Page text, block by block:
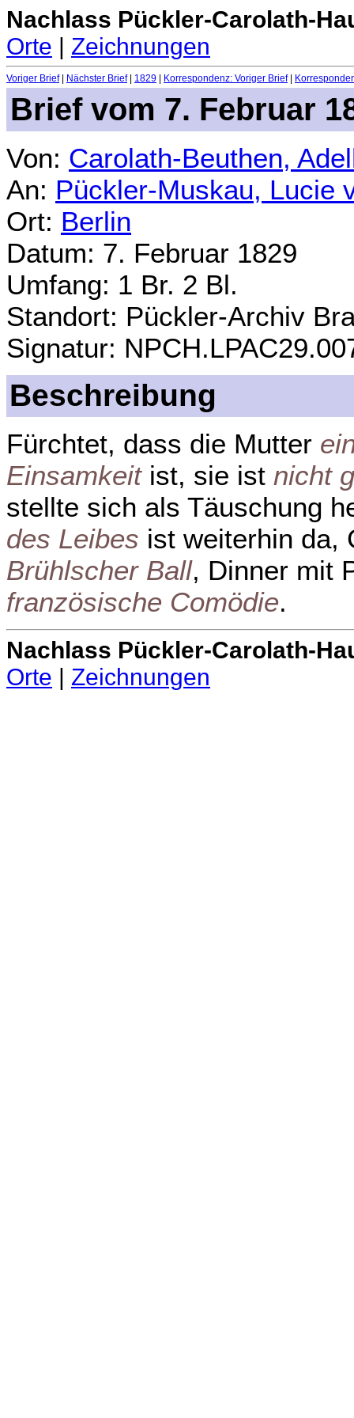
Nachlass Pückler-Carolath-
Orte | Zeichnungen
Voriger Brief| Nächster Brief| 1829 Korrespondenz: Voriger Brief|
Brief vom 7. Februar
Von: Carolath-Beuthen,
An: Pückler-Muskau, Lucie
Ort: Berlin
Datum: 7. Februar 1829
Umfang: 1 Br. 2 Bl.
Standort: Pückler-Archiv
Signatur:
Beschreibung
Fürchtet, dass die Mutter
Einsamkeitist, sie ist nicht
stellte sich als Täuschung
des Leibes ist weiterhin da,
Brühlscher Ball, Dinner mit
französische Comödie.
Nachlass Pückler-Carolath-
Orte | Zeichnungen